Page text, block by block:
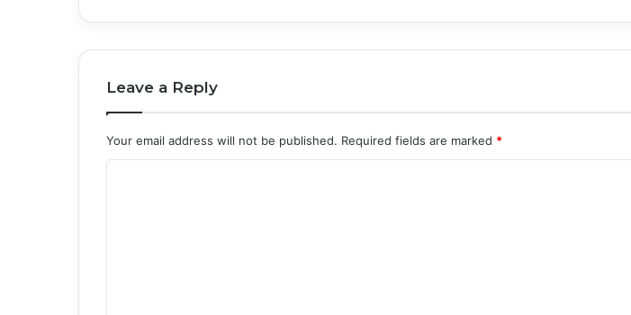
Leave a Reply
Your email address will not be published. Required fields are marked *